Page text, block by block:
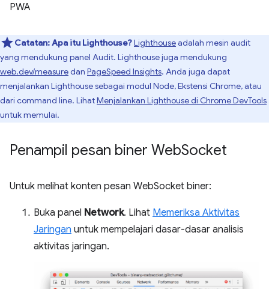
PWA
Catatan:Apa itu Lighthouse?Lighthouseadalah mesin audit
yang mendukung panel Audit. Lighthouse juga mendukung
web.dev/measuredan PageSpeed Insights. Anda juga dapat
menjalankan Lighthouse sebagai modul Node, Ekstensi Chrome, atau
dari command line. LihatMenjalankan Lighthouse di Chrome DevTools
untuk memulai.
Penampil pesan biner WebSocket
Untuk melihat konten pesan WebSocket biner:
Buka panel Network. Lihat Memeriksa Aktivitas
Jaringan untuk mempelajari dasar-dasar analisis
aktivitas jaringan.